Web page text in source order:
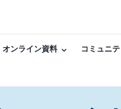
オンライン資料 コミュニ